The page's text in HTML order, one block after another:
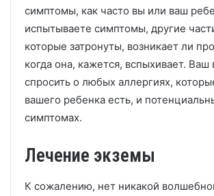
симптомы, как часто вы или ваш
испытываете симптомы, другие
которые затронуты, возникает ли
когда она, кажется, вспыхивает. Ваш
спросить о любых аллергиях,
вашего ребенка есть, и
симптомах.
Лечение экземы
К сожалению, нет никакой